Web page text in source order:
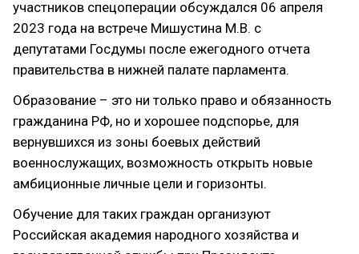
участников спецоперации обсуждался 06 апреля
2023 года на встрече Мишустина М.В. с
депутатами Госдумы после ежегодного отчета
правительства в нижней палате парламента.
Образование – это ни только право и обязанность
гражданина РФ, но и хорошее подспорье, для
вернувшихся из зоны боевых действий
военнослужащих, возможность открыть новые
амбиционные личные цели и горизонты.
Обучение для таких граждан организуют
Российская академия народного хозяйства и